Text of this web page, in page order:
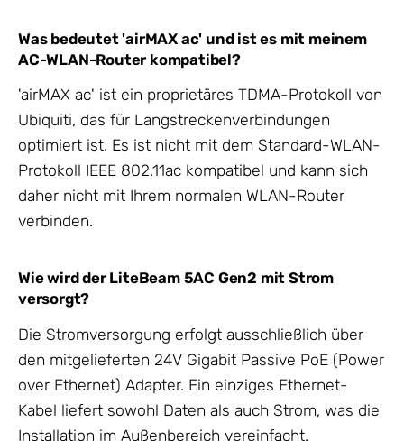
Was bedeutet 'airMAX ac' und ist es mit meinem
AC-WLAN-Router kompatibel?
'airMAX ac' ist ein proprietäres TDMA-Protokoll von
Ubiquiti, das für Langstreckenverbindungen
optimiert ist. Es ist nicht mit dem Standard-WLAN-
Protokoll IEEE 802.11ac kompatibel und kann sich
daher nicht mit Ihrem normalen WLAN-Router
verbinden.
Wie wird der LiteBeam 5AC Gen2 mit Strom
versorgt?
Die Stromversorgung erfolgt ausschließlich über
den mitgelieferten 24V Gigabit Passive PoE (Power
over Ethernet) Adapter. Ein einziges Ethernet-
Kabel liefert sowohl Daten als auch Strom, was die
Installation im Außenbereich vereinfacht.